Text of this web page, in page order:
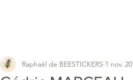
Raphaël de BEESTICKERS 1 nov.